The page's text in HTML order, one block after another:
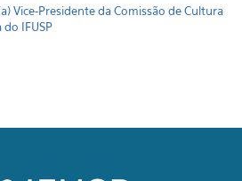
Vice-Presidente da Comissão de Cultura
IFUSP